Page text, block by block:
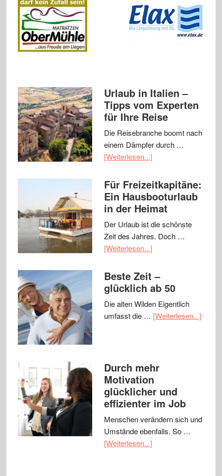
Urlaub in Italien –
Tipps vom Experten
für Ihre Reise
Die Reisebranche boomt nach
einem Dämpfer durch …
[Weiterlesen...]
Für Freizeitkapitäne:
Ein Hausbooturlaub
in der Heimat
Der Urlaub ist die schönste
Zeit des Jahres. Doch …
[Weiterlesen...]
Beste Zeit –
glücklich ab 50
Die alten Wilden Eigentlich
umfasst die … [Weiterlesen...]
Durch mehr
Motivation
glücklicher und
effizienter im Job
Menschen verändern sich und
Umstände ebenfalls. So …
[Weiterlesen...]